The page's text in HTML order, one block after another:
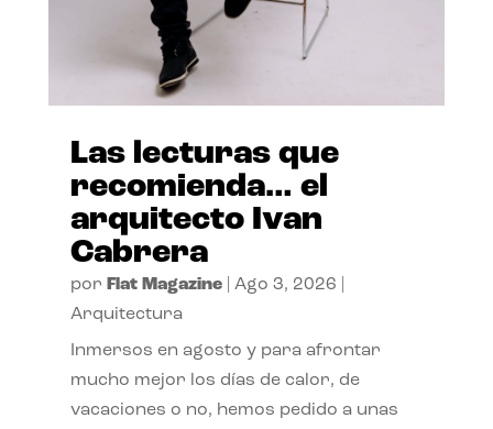
Las lecturas que
recomienda… el
arquitecto Ivan
Cabrera
por Flat Magazine| Ago 3, 2026
Arquitectura
Inmersos en agosto y para afrontar
mucho mejor los días de calor, de
vacaciones o no, hemos pedido a unas